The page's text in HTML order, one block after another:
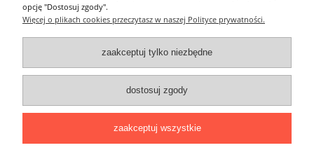
Moje konto
Pozostałe
Łatwy dojazd z Sopotu, Gdańska i Gdyni - przekonaj się i kup również na
miejscu!
ONELED, ul. Kasprowicza 4, 83-000 Pruszcz Gdański
e-mail: biuro@oneled.pl | tel.: 511-711-113 | tel.: 511-115-157 | tel.: 511-711-
opcję "Dostosuj zgody".
Więcej o plikach cookies przeczytasz w naszej Polityce prywatności.
zaakceptuj tylko niezbędne
dostosuj zgody
zaakceptuj wszystkie